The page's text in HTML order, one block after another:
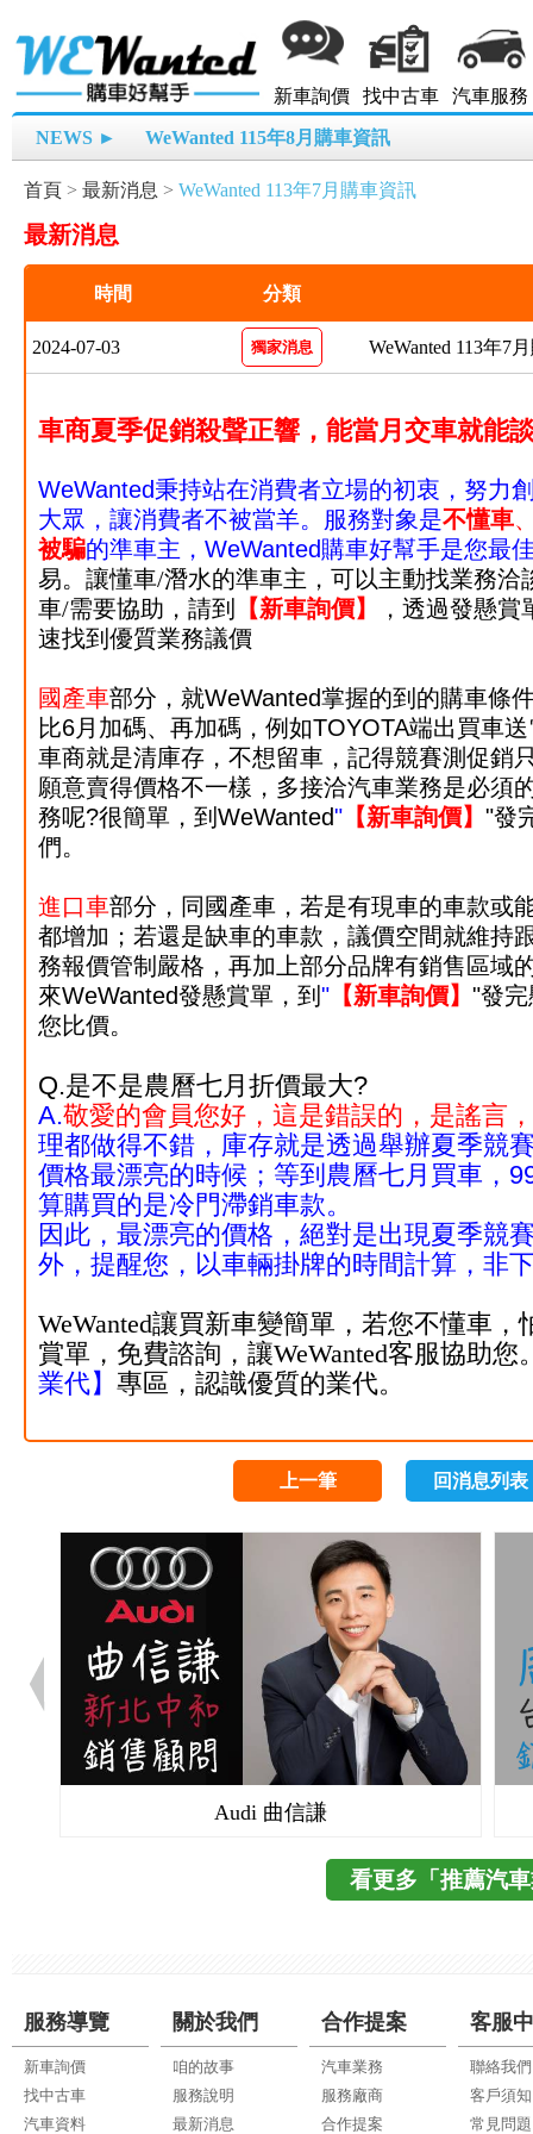
新車詢價 找中古車 汽車服務
NEWS ► WeWanted 115年8月購車資訊
首頁 > 最新消息 > WeWanted 113年7月購車資訊
最新消息
時間 分類
2024-07-03 獨家消息 WeWanted 113年7
車商夏季促銷殺聲正響，能當月交車就能
WeWanted秉持站在消費者立場的初衷，努力
大眾，讓消費者不被當羊。
服務對象是不懂車
被騙的準車主，WeWanted購車好幫手是您最
易。讓懂車/潛水的準車主，可以主動找業務洽
車/需要協助，請到
【新車詢價】
，透過發懸
速找到優質業務議價
國產車部分，就WeWanted掌握的到的購車條
比6月加碼、再加碼，例如TOYOTA端出買車
車商就是清庫存，不想留車，記得競賽測促銷
願意賣得價格不一樣，多接洽汽車業務是必須
務呢?很簡單，到WeWanted"【新車詢價】 "發
們。
進口車部分，同國產車，若是有現車的車款或
都增加；若還是缺車的車款，議價空間就維持
務報價管制嚴格，再加上部分品牌有銷售區域
來WeWanted發懸賞單， 到 "【新車詢價】 "發
您比價。
Q.是不是農曆七月折價最大?
A.敬愛的會員您好，這是錯誤的，是謠言
理都做得不錯，庫存就是透過舉辦夏季競
價格最漂亮的時候；等到農曆七月買車，
算購買的是冷門滯銷車款。
因此，最漂亮的價格，絕對是出現夏季競
外，提醒您，以車輛掛牌的時間計算，非
WeWanted讓買新車變簡單，若您不懂車，
賞單，免費諮詢， 讓WeWanted客服協助
業代】 專區，認識優質的業代。
上一筆 回消息列表
Audi 曲信謙
看更多「推薦汽
服務導覽
新車詢價
找中古車
汽車資料
關於我們
咱的故事
服務說明
最新消息
合作提案
汽車業務
服務廠商
合作提案
客服
聯絡我們
客戶須知
常見問題